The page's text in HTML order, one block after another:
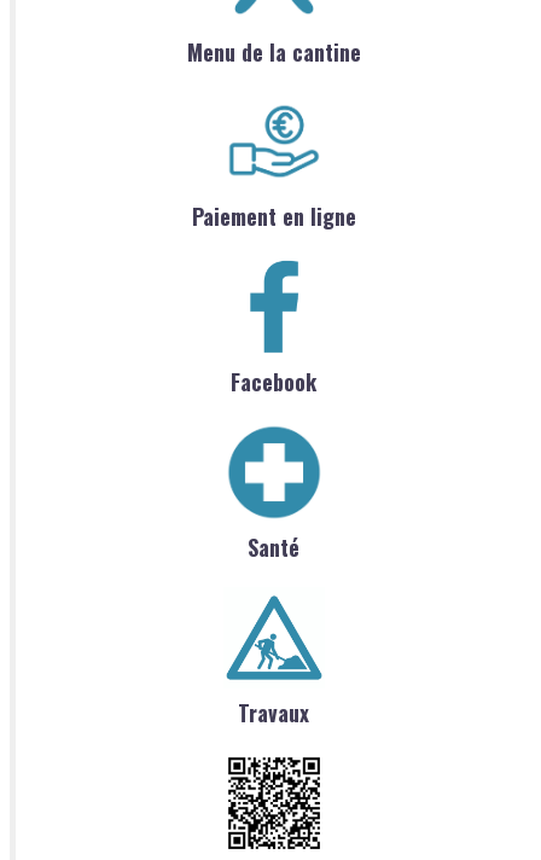
Menu de la cantine
Paiement en ligne
Facebook
Santé
Travaux